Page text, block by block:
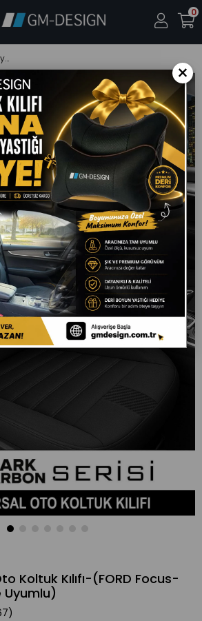
0
Dark Tay Tüyü Oto Koltuk Kılıfı-(FORD Focus-Fiesta-Escort İle Uyumlu)
Koltuk Kılıfı-(FORD Focus-
×